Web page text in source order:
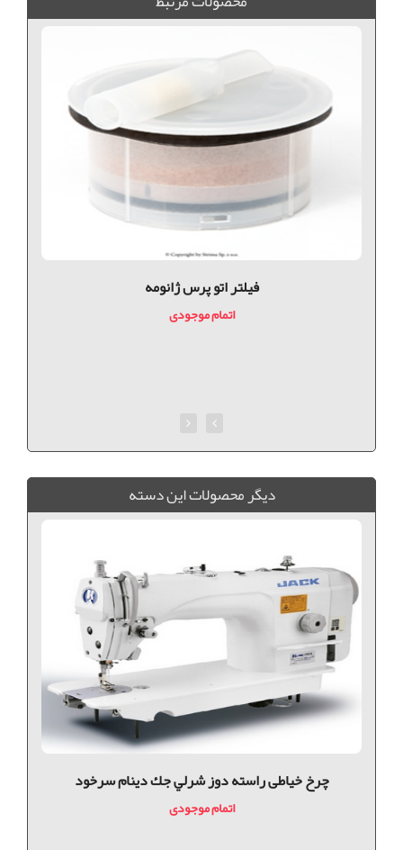
فيلتر اتو پرس ژانومه
اتمام موجودی
ديگر محصولات اين دسته
چرخ خیاطی راسته دوز شرلي جك دینام سرخود
اتمام موجودی